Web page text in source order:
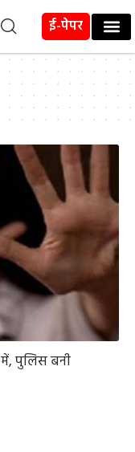
ई-पेपर
पुलिस बनी